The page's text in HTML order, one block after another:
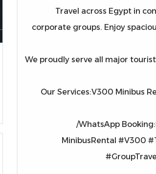
Travel across Egypt in
corporate groups. Enjoy
We proudly serve all major
Our Services:V300 Minibus
WhatsApp
#MinibusRental #V300